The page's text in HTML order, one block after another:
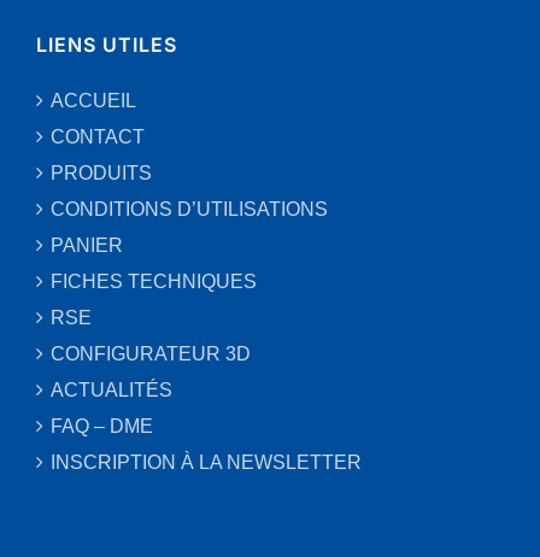
LIENS UTILES
ACCUEIL
CONTACT
PRODUITS
CONDITIONS D’UTILISATIONS
PANIER
FICHES TECHNIQUES
RSE
CONFIGURATEUR 3D
ACTUALITÉS
FAQ – DME
INSCRIPTION À LA NEWSLETTER